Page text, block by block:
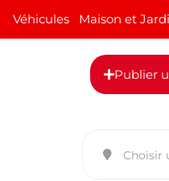
Véhicules Maison et
Publier